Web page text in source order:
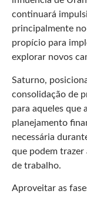
continuará
principalmente
propício para
explorar novos
Saturno,
consolidação de
para aqueles que
planejamento
necessária
que podem
de trabalho.
Aproveitar as